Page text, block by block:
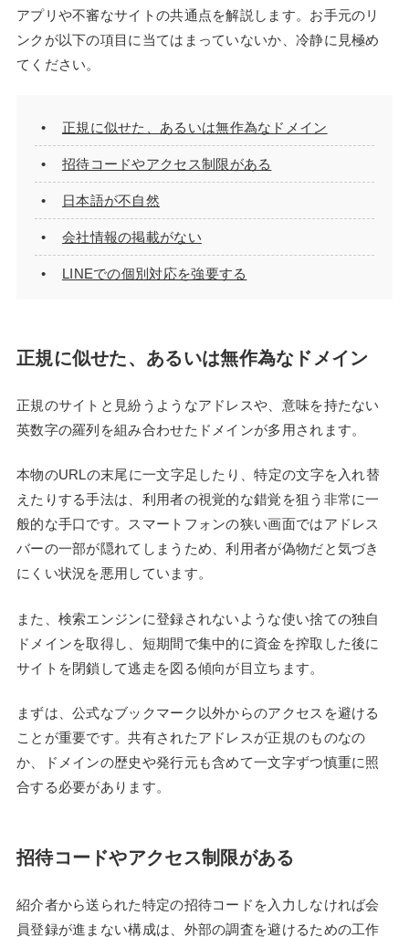
アプリや不審なサイトの共通点を解説します。お手元のリ
ンクが以下の項目に当てはまっていないか、冷静に見極め
てください。
正規に似せた、あるいは無作為なドメイン
招待コードやアクセス制限がある
日本語が不自然
会社情報の掲載がない
LINEでの個別対応を強要する
正規に似せた、あるいは無作為なドメイン
正規のサイトと見紛うようなアドレスや、意味を持たない
英数字の羅列を組み合わせたドメインが多用されます。
本物のURLの末尾に一文字足したり、特定の文字を入れ替
えたりする手法は、利用者の視覚的な錯覚を狙う非常に一
般的な手口です。スマートフォンの狭い画面ではアドレス
バーの一部が隠れてしまうため、利用者が偽物だと気づき
にくい状況を悪用しています。
また、検索エンジンに登録されないような使い捨ての独自
ドメインを取得し、短期間で集中的に資金を搾取した後に
サイトを閉鎖して逃走を図る傾向が目立ちます。
まずは、公式なブックマーク以外からのアクセスを避ける
ことが重要です。共有されたアドレスが正規のものなの
か、ドメインの歴史や発行元も含めて一文字ずつ慎重に照
合する必要があります。
招待コードやアクセス制限がある
紹介者から送られた特定の招待コードを入力しなければ会
員登録が進まない構成は、外部の調査を避けるための工作